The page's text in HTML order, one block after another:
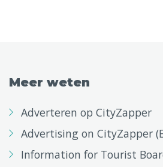
Meer weten
Adverteren op CityZapper
Advertising on CityZapper
Information for Tourist